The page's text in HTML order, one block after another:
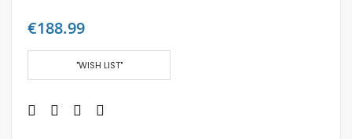
€188.99
"WISH LIST"